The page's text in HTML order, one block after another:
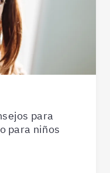
para
para niños